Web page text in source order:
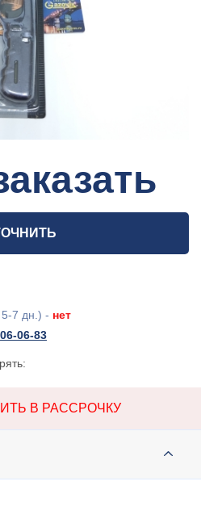
7 дн.) - нет
06-83
В РАССРОЧКУ